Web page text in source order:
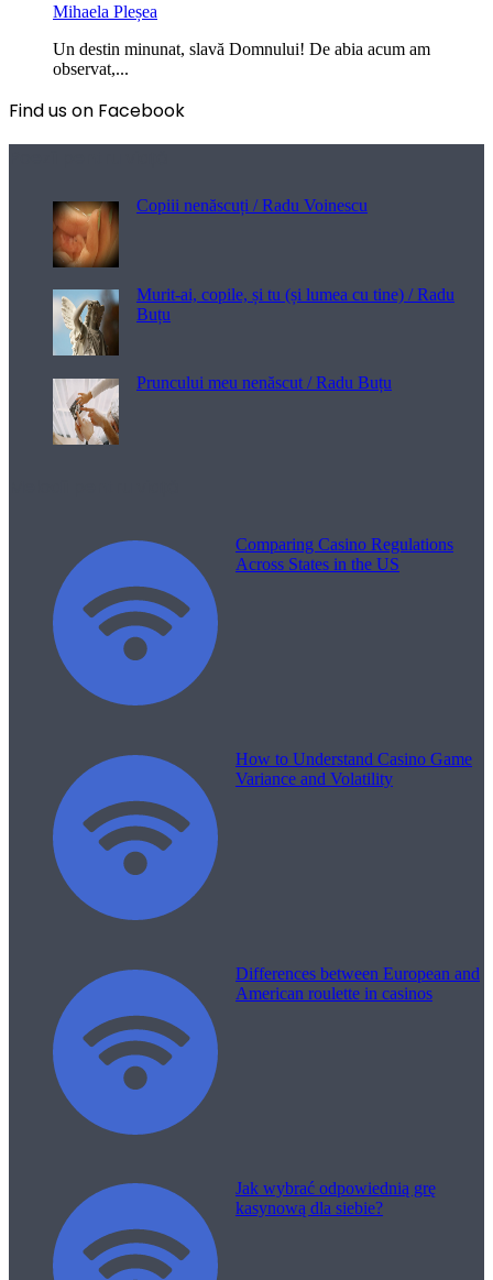
Mihaela Pleșea
Un destin minunat, slavă Domnului! De abia acum am
observat,...
Find us on Facebook
Copiii nenăscuți / Radu Voinescu
Murit-ai, copile, și tu (și lumea cu tine) / Radu
Buțu
Pruncului meu nenăscut / Radu Buțu
Comparing Casino Regulations
Across States in the US
How to Understand Casino Game
Variance and Volatility
Differences between European and
American roulette in casinos
Jak wybrać odpowiednią grę
kasynową dla siebie?